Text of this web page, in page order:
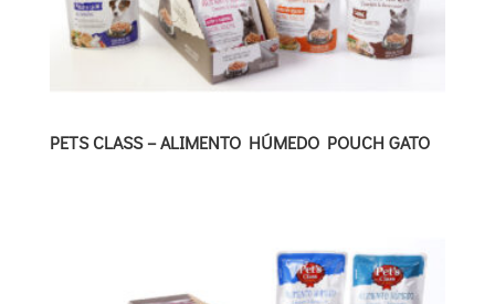
PETS CLASS – ALIMENTO HÚMEDO POUCH GATO